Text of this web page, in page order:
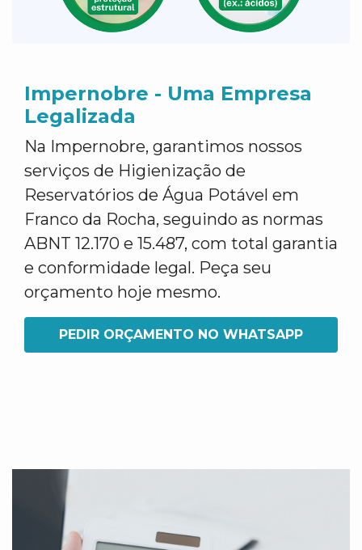
Impernobre - Uma Empresa
Legalizada
Na Impernobre, garantimos nossos
serviços de Higienização de
Reservatórios de Água Potável em
Franco da Rocha, seguindo as normas
ABNT 12.170 e 15.487, com total garantia
e conformidade legal. Peça seu
orçamento hoje mesmo.
PEDIR ORÇAMENTO NO WHATSAPP